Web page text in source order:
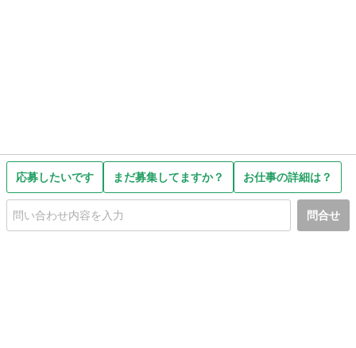
応募したいです まだ募集してますか？ お仕事の詳細は？
問合せ